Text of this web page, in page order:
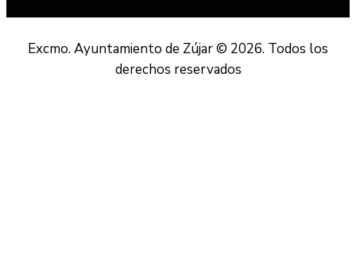
Excmo. Ayuntamiento de Zújar © 2026. Todos los
derechos reservados